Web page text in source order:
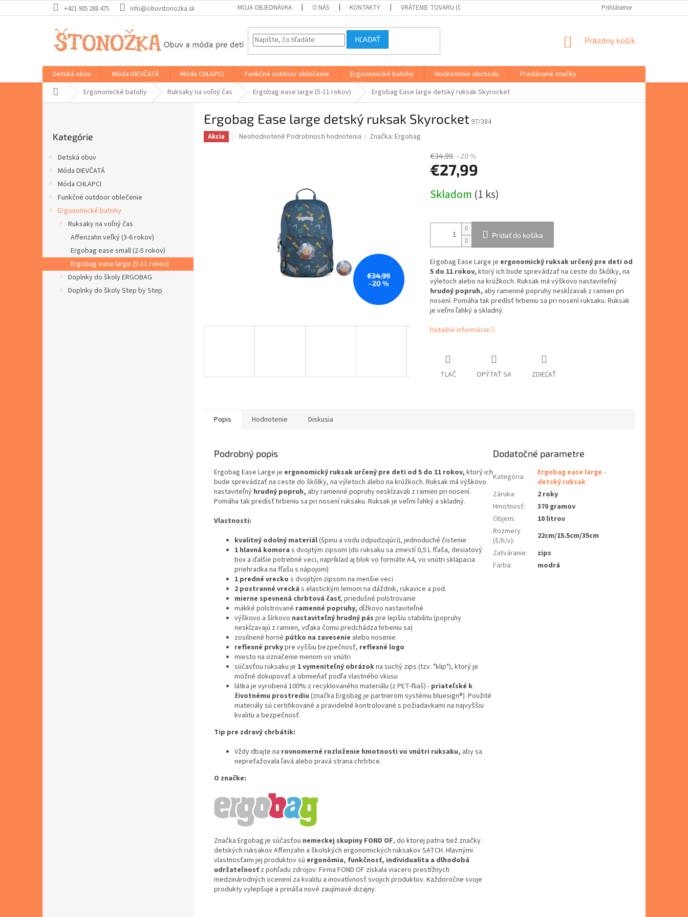
na
+421 905 288 475 info@obuvstonozka.sk MOJA OBJEDNÁVKA O NÁS KONTAKTY VRÁTENIE TOVARU (ODSTÚPENIE OD ZMLUVY) VŠEOBECNÉ OBCHODNÉ
Prihlásenie
HĽADAŤ
NÁKUPNÝ
Prázdny košík
Detská obuv Móda DIEVČATÁ Móda CHLAPCI Funkčné outdoor oblečenie Ergonomické batohy Hodnotenie obchodu
Predávané značky
DomovErgonomické batohy Ruksaky na voľný čas Ergobag ease large (5-11 rokov) Ergobag Ease large detský ruksak Skyrocket
kategórie
Kategórie
Detská obuv
Móda DIEVČATÁ
Móda CHLAPCI
Funkčné outdoor oblečenie
Ergonomické batohy
Ruksaky na voľný čas
Affenzahn veľký (3-6 rokov)
Ergobag ease small (2-5 rokov)
Ergobag ease large (5-11 rokov)
Doplnky do školy ERGOBAG
Doplnky do školy Step by Step
Ergobag Ease large detský ruksak Skyrocket 97/384
Akcia
Priemerné
Neohodnotené Podrobnosti hodnotenia Značka:Ergobag
€34,99
–20 %
€34,99 –20 %
€27,99
cena:
Skladom (1 ks)
Pridať do košíka
Ergobag Ease Large je ergonomický ruksak určený pre deti od
5 do 11 rokov, ktorý ich bude sprevádzať na ceste do škôlky, na
výletoch alebo na krúžkoch. Ruksak má výškovo nastaviteľný
hrudný popruh, aby ramenné popruhy neskĺzavali z ramien pri
nosení. Pomáha tak predísť hrbeniu sa pri nosení ruksaku. Ruksak
je veľmi ľahký a skladný.
Detailné informácie
TLAČ OPÝTAŤ SA ZDIEĽAŤ
Popis Hodnotenie Diskusia
Podrobný popis
Ergobag Ease Large je ergonomický ruksak určený pre deti od 5 do 11 rokov, ktorý ich
bude sprevádzať na ceste do škôlky, na výletoch alebo na krúžkoch. Ruksak má výškovo
nastaviteľný hrudný popruh, aby ramenné popruhy neskĺzavali z ramien pri nosení.
Pomáha tak predísť hrbeniu sa pri nosení ruksaku. Ruksak je veľmi ľahký a skladný.
Vlastnosti:
kvalitný odolný materiál(špinu a vodu odpudzujúci), jednoduché čistenie
1 hlavná komora s dvojitým zipsom (do ruksaku sa zmestí 0,5 L fľaša, desiatový
box a ďalšie potrebné veci, napríklad aj blok vo formáte A4, vo vnútri sklápacia
priehradka na fľašu s nápojom)
1 predné vrecko s dvojitým zipsom na menšie veci
2 postranné vrecká s elastickým lemom na dáždnik, rukavice a pod.
mierne spevnená chrbtová časť, priedušné polstrovanie
mäkké polstrované ramenné popruhy, dĺžkovo nastaviteľné
výškovo a šírkovo nastaviteľný hrudný pás pre lepšiu stabilitu (popruhy
neskĺzavajú z ramien, vďaka čomu predchádza hrbeniu sa)
zosilnené horné pútko na zavesenie alebo nosenie
reflexné prvkypre vyššiu bezpečnosť, reflexné logo
miesto na označenie menom vo vnútri
súčasťou ruksaku je 1 vymeniteľný obrázokna suchý zips (tzv. "klip"), ktorý je
možné dokupovať a obmieňať podľa vlastného vkusu
látka je vyrobená 100% z recyklovaného materiálu (z PET-fliaš) - priateľské k
životnému prostrediu (značka Ergobag je partnerom systému bluesign®). Použité
materiály sú certifikované a pravidelné kontrolované s požiadavkami na najvyššiu
kvalitu a bezpečnosť.
Tip pre zdravý chrbátik:
Vždy dbajte na rovnomerné rozloženie hmotnosti vo vnútri ruksaku, aby sa
nepreťažovala ľavá alebo pravá strana chrbtice.
O značke:
Značka Ergobag je súčasťou nemeckej skupiny FOND OF, do ktorej patria tiež značky
detských ruksakov Affenzahn a školských ergonomických ruksakov SATCH. Hlavnými
vlastnosťami jej produktov sú ergonómia, funkčnosť, individualita a dlhodobá
udržateľnosť z pohľadu zdrojov. Firma FOND OF získala viacero prestížnych
medzinárodných ocenení za kvalitu a inovatívnosť svojich produktov. Každoročne svoje
produkty vylepšuje a prináša nové zaujímavé dizajny.
Dodatočné parametre
Kategória:
Ergobag ease large -
detský ruksak
Záruka:
2 roky
Hmotnosť:
370 gramov
Objem:
10 litrov
Rozmery
(š/h/v):
22cm/15.5cm/35cm
Zatváranie:
zips
Farba: modrá